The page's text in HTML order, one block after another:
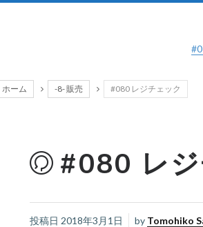
ホーム -8- 販売 #080 レジチェック
#080 レ
投稿日 2018年3月1日 by Tomohiko